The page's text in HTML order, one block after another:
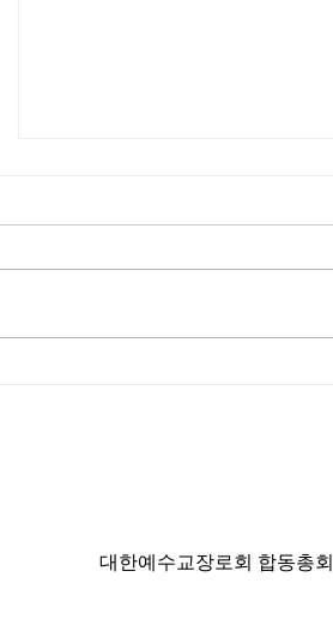
쓰러지는데는 이유가 있다 (사사
대한예수교장로회 합동총회